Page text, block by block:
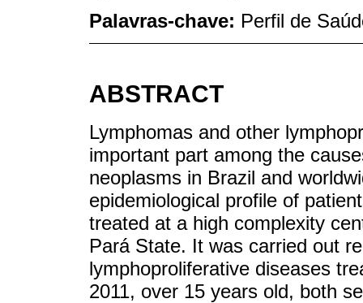
Palavras-chave: Perfil de
ABSTRACT
Lymphomas and other
important part among the
neoplasms in Brazil and
epidemiological profile of
treated at a high complexity
Pará State. It was carried out
lymphoproliferative diseases
2011, over 15 years old, both